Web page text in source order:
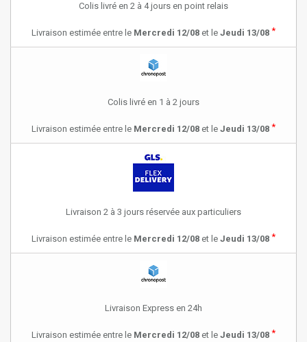
Colis livré en 2 à 4 jours en point relais
Livraison estimée entre le Mercredi 12/08 et le Jeudi 13/08 *
Colis livré en 1 à 2 jours
Livraison estimée entre le Mercredi 12/08 et le Jeudi 13/08 *
Livraison 2 à 3 jours réservée aux particuliers
Livraison estimée entre le Mercredi 12/08 et le Jeudi 13/08 *
Livraison Express en 24h
Livraison estimée entre le Mercredi 12/08 et le Jeudi 13/08 *